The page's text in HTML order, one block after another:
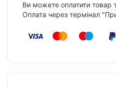
Ви можете оплатити товар
Оплата через термінал